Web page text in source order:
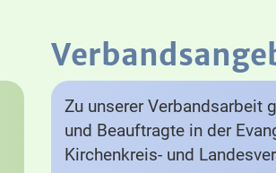
Zu unserer Verbandsarbeit
und Beauftragte in der
Kirchenkreis- und